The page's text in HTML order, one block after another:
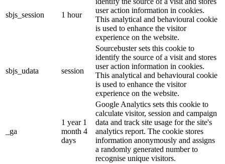
sbjs_session 1 hour
user action information in cookies.
This analytical and behavioural cookie
is used to enhance the visitor
experience on the website.
sbjs_udata session
Sourcebuster sets this cookie to
identify the source of a visit and stores
user action information in cookies.
This analytical and behavioural cookie
is used to enhance the visitor
experience on the website.
_ga
1 year 1
month 4
days
Google Analytics sets this cookie to
calculate visitor, session and campaign
data and track site usage for the site's
analytics report. The cookie stores
information anonymously and assigns
a randomly generated number to
recognise unique visitors.